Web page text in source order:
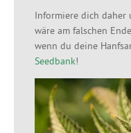
Informiere dich daher
wäre am falschen
wenn du deine
Seedbank!